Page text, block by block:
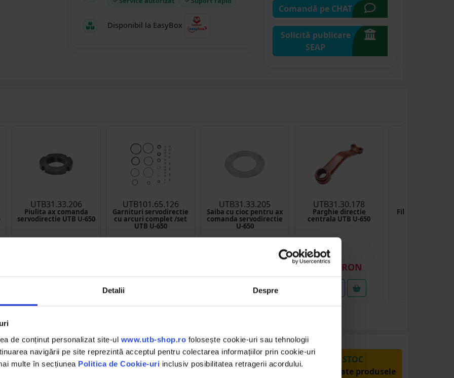
Detalii Despre
de conținut personalizat site-ul www.utb-shop.ro folosește cookie-uri sau tehnologii
navigării pe site reprezintă acceptul pentru colectarea informațiilor prin cookie-uri
multe în secțiunea Politica de Cookie-uri inclusiv posibilitatea retragerii acordului.
Disponibil la EasyBox
Comandă pe CHAT
Solicită publicare
SEAP
UTB31.33.206
Piulita ax comanda
servodirectie UTB U-650
UTB101.65.126
Garnituri servodirectie
cu arcuri complet /set
UTB U-650
UTB31.33.205
Saiba cu cioc pentru ax
comanda servodirectie
U-650
UTB31.30.178
Parghie directie
centrala UTB U-650
81.00 RON
Filtru ulei UTB U-
DESCHIDERE COLET
PRODUSE DIN STOC
Livrăm rapid, avem toate produsele